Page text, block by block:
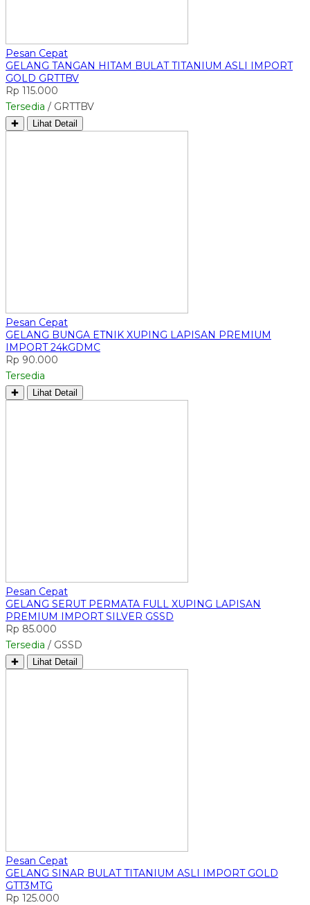
Pesan Cepat
GELANG TANGAN HITAM BULAT TITANIUM ASLI IMPORT
GOLD GRTTBV
Rp 115.000
Tersedia / GRTTBV
✚ Lihat Detail
Pesan Cepat
GELANG BUNGA ETNIK XUPING LAPISAN PREMIUM
IMPORT 24kGDMC
Rp 90.000
Tersedia
✚ Lihat Detail
Pesan Cepat
GELANG SERUT PERMATA FULL XUPING LAPISAN
PREMIUM IMPORT SILVER GSSD
Rp 85.000
Tersedia / GSSD
✚ Lihat Detail
Pesan Cepat
GELANG SINAR BULAT TITANIUM ASLI IMPORT GOLD
GTT3MTG
Rp 125.000